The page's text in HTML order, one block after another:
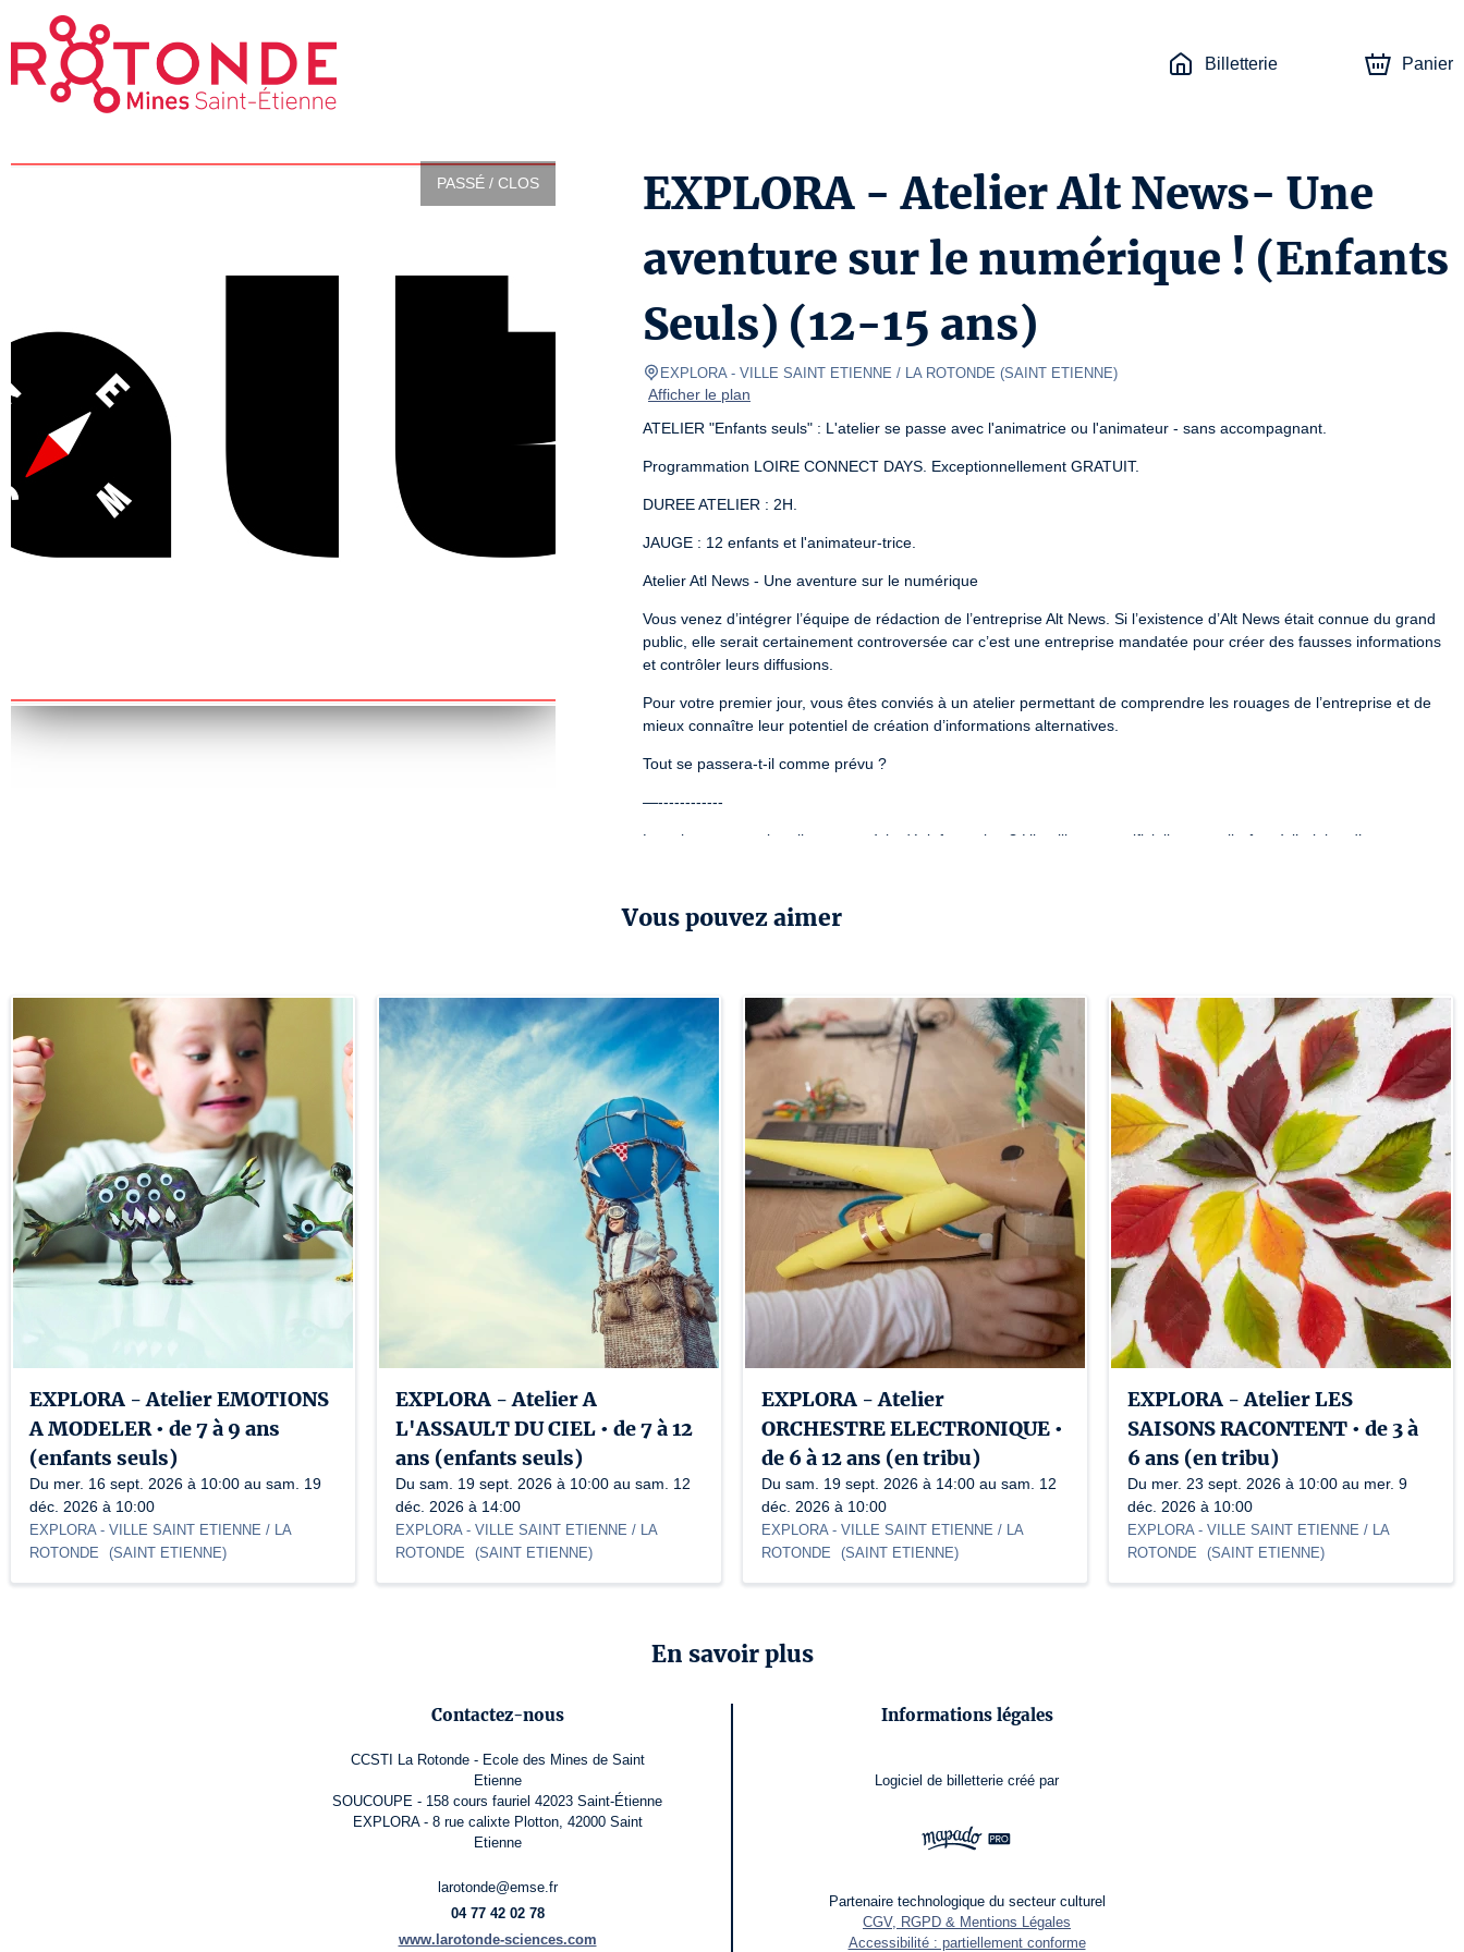
Billetterie Panier
PASSÉ / CLOS
EXPLORA - Atelier Alt News- Une
aventure sur le numérique ! (Enfants
Seuls) (12-15 ans)
EXPLORA - VILLE SAINT ETIENNE / LA ROTONDE (SAINT ETIENNE)
Afficher le plan
ATELIER "Enfants seuls" : L'atelier se passe avec l'animatrice ou l'animateur - sans accompagnant.
Programmation LOIRE CONNECT DAYS. Exceptionnellement GRATUIT.
DUREE ATELIER : 2H.
JAUGE : 12 enfants et l'animateur-trice.
Atelier Atl News - Une aventure sur le numérique
Vous venez d’intégrer l’équipe de rédaction de l’entreprise Alt News. Si l’existence d’Alt News était connue du grand
public, elle serait certainement controversée car c’est une entreprise mandatée pour créer des fausses informations
et contrôler leurs diffusions.
Pour votre premier jour, vous êtes conviés à un atelier permettant de comprendre les rouages de l’entreprise et de
mieux connaître leur potentiel de création d’informations alternatives.
Tout se passera-t-il comme prévu ?
—------------
Les pharaons avaient-ils recours à la désinformation ? L’intelligence artificielle peut-elle être à l’origine d’une œuvre
plongeant dans l’univers de l’intelligence artificielle et de la désinformation.
Ce projet est soutenu par le ministère des Relations internationales et de la Francophonie du Québec et le ministère
de l’Europe et des Affaires étrangères de la République française, dans le cadre de la Commission permanente de
coopération franco-québécoise
Vous pouvez aimer
EXPLORA - Atelier EMOTIONS
A MODELER • de 7 à 9 ans
(enfants seuls)
Du mer. 16 sept. 2026 à 10:00 au sam. 19
déc. 2026 à 10:00
EXPLORA- VILLE SAINT ETIENNE / LA
ROTONDE
(SAINT ETIENNE)
EXPLORA - Atelier A
L'ASSAULT DU CIEL • de 7 à 12
ans (enfants seuls)
Du sam. 19 sept. 2026 à 10:00 au sam. 12
déc. 2026 à 14:00
EXPLORA- VILLE SAINT ETIENNE / LA
ROTONDE
(SAINT ETIENNE)
EXPLORA - Atelier
ORCHESTRE ELECTRONIQUE •
de 6 à 12 ans (en tribu)
Du sam. 19 sept. 2026 à 14:00 au sam. 12
déc. 2026 à 10:00
EXPLORA- VILLE SAINT ETIENNE / LA
ROTONDE
(SAINT ETIENNE)
EXPLORA - Atelier LES
SAISONS RACONTENT • de 3 à
6 ans (en tribu)
Du mer. 23 sept. 2026 à 10:00 au mer. 9
déc. 2026 à 10:00
EXPLORA- VILLE SAINT ETIENNE / LA
ROTONDE
(SAINT ETIENNE)
En savoir plus
Contactez-nous
CCSTI La Rotonde - Ecole des Mines de Saint
Etienne
SOUCOUPE - 158 cours fauriel 42023 Saint-Étienne
EXPLORA - 8 rue calixte Plotton, 42000 Saint
Etienne
larotonde@emse.fr
04 77 42 02 78
www.larotonde-sciences.com
Informations légales
Logiciel de billetterie créé par
Partenaire technologique du secteur culturel
CGV, RGPD & Mentions Légales
Accessibilité : partiellement conforme